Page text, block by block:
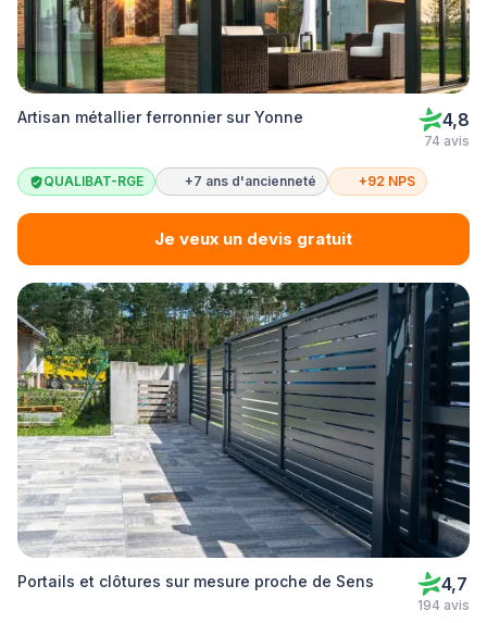
Artisan métallier ferronnier sur Yonne 4,8
74 avis
QUALIBAT-RGE +7 ans d'ancienneté +92 NPS
Je veux un devis gratuit
Portails et clôtures sur mesure proche de Sens 4,7
194 avis